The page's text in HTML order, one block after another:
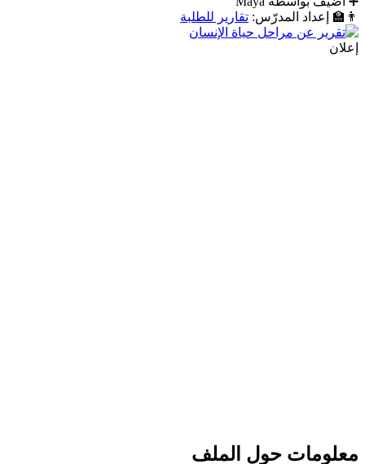
👨‍🏫
إعداد المدرّس: تقارير للطلبة
إعلان
معلومات حول الملف